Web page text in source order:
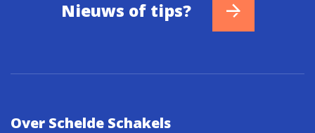
Nieuws of tips?
Over Schelde Schakels